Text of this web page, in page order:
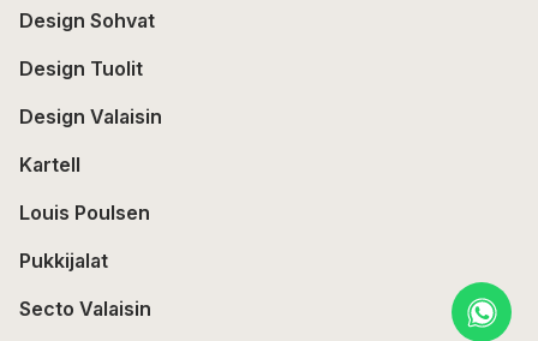
Design Sohvat
Design Tuolit
Design Valaisin
Kartell
Louis Poulsen
Pukkijalat
Secto Valaisin